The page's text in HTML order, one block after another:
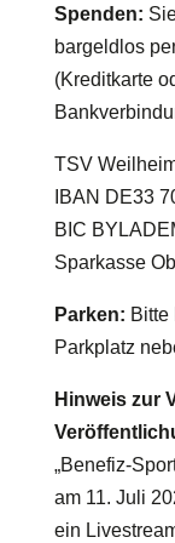
Spenden:
bargeldlos
(Kreditkarte
TSV
IBAN DE33
BIC
Sparkasse
Parken: Bitte
Parkplatz
Hinweis zur
„Benefiz-
am 11. Juli
ein